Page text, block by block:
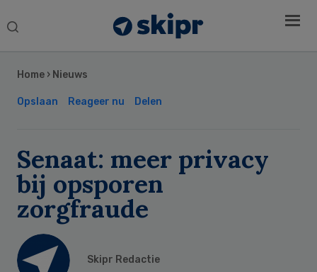
Search
Home › Nieuws
Opslaan Reageer nu Delen
Senaat: meer privacy
bij opsporen
zorgfraude
Skipr Redactie
Sidebar